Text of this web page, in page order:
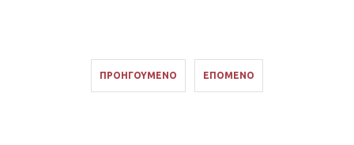
ΠΡΟΗΓΟΎΜΕΝΟ ΕΠΌΜΕΝΟ